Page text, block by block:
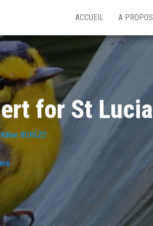
ACCUEIL A PROPOS
for St Lucia
Killian BOREZO